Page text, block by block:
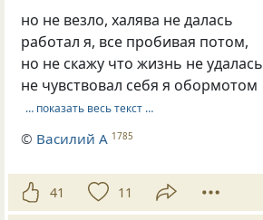
но не везло, халява не далась
работал я, все пробивая потом,
но не скажу что жизнь не удалась
не чувствовал себя я обормотом
… показать весь текст …
© Василий А 1785
41 11